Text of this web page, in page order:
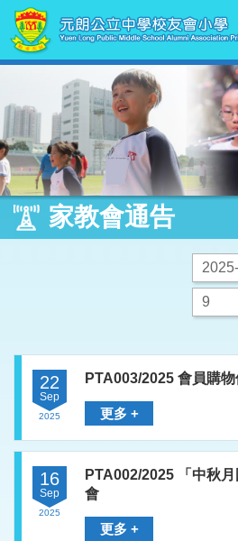
家教會通告
22
Sep
2025
PTA003/2025 會員購
更多 +
16
Sep
2025
PTA002/2025 「中秋
會
更多 +